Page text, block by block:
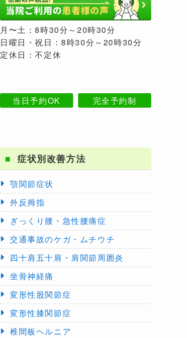
月〜土：8時30分～20時30分
日曜日・祝日：8時30分～20時30分
定休日：不定休
当日予約OK 完全予約制
症状別改善方法
顎関節症状
外反拇指
ぎっくり腰・急性腰痛症
交通事故のケガ・ムチウチ
四十肩五十肩・肩関節周囲炎
坐骨神経痛
変形性股関節症
変形性膝関節症
椎間板ヘルニア